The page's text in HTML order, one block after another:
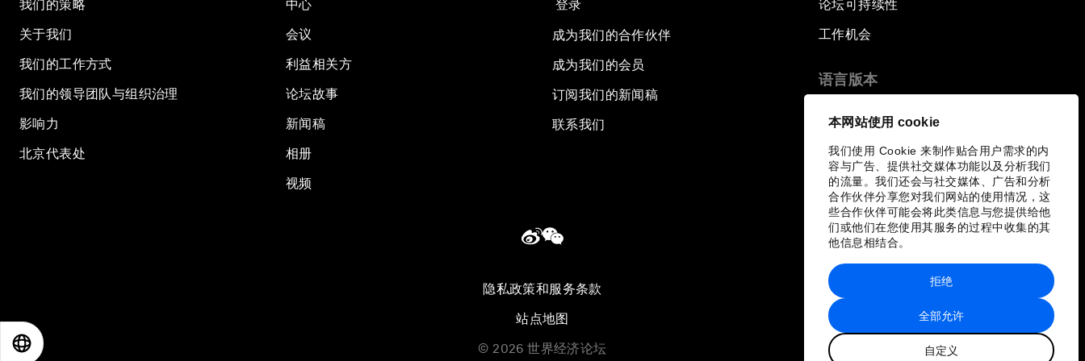
本网站使用 cookie
我们使用 Cookie 来制作贴合用户需求的内
容与广告、提供社交媒体功能以及分析我们
的流量。我们还会与社交媒体、广告和分析
合作伙伴分享您对我们网站的使用情况，这
些合作伙伴可能会将此类信息与您提供给他
们或他们在您使用其服务的过程中收集的其
他信息相结合。
全部允许
自定义
拒绝
我们的策略
关于我们
我们的工作方式
我们的领导团队与组织治理
影响力
北京代表处
中心
会议
利益相关方
论坛故事
新闻稿
相册
视频
登录
成为我们的合作伙伴
成为我们的会员
订阅我们的新闻稿
联系我们
论坛可持续性
工作机会
语言版本
隐私政策和服务条款
站点地图
© 2026 世界经济论坛